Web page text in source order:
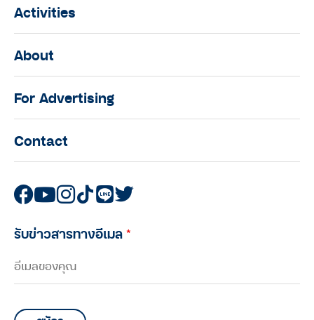
‘ลำยูรโฟโต้’ โรงเรียนสำหรับคนรัก
กล้องฟิล์ม ของอาจารย์หน่อง-จตุรงค์
หิรัญกาญจน์ วัย 58 ปี : The O Idol
เชฟอาหารมังสวิรัติกลางป่า ผู้
ปรารถนานิพพาน : The O Idol
THE O IDOL
แป้น วัย 77 ปี เจ้าของโฮมสเตย์สุดอิน
Activities
About
For Advertising
Contact
รับข่าวสารทางอีเมล*